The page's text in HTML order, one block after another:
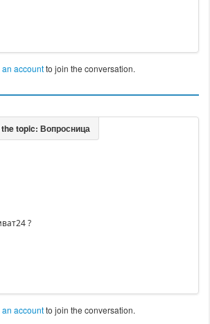
accountto join the conversation.
?
accountto join the conversation.